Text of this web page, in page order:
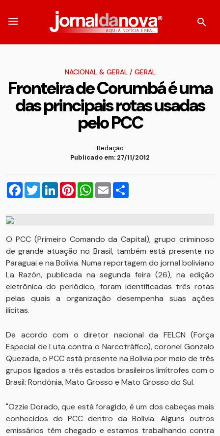
NACIONAL & GERAL/ GERAL
Fronteira de Corumbá é uma
das principais rotas usadas
pelo PCC
Redação
Publicado em: 27/11/2012
Facebook
TwitterLinkedInPinterestWhatsApp
Email
O PCC (Primeiro Comando da Capital), grupo criminoso
de grande atuação no Brasil, também está presente no
Paraguai e na Bolívia. Numa reportagem do jornal boliviano
La Razón, publicada na segunda feira (26), na edição
eletrônica do periódico, foram identificadas três rotas
pelas quais a organização desempenha suas ações
ilícitas.
De acordo com o diretor nacional da FELCN (Força
Especial de Luta contra o Narcotráfico), coronel Gonzalo
Quezada, o PCC está presente na Bolívia por meio de três
grupos ligados a três estados brasileiros limítrofes com o
Brasil: Rondônia, Mato Grosso e Mato Grosso do Sul.
"Ozzie Dorado, que está foragido, é um dos cabeças mais
conhecidos do PCC dentro da Bolívia. Alguns outros
emissários têm chegado e estamos trabalhando contra